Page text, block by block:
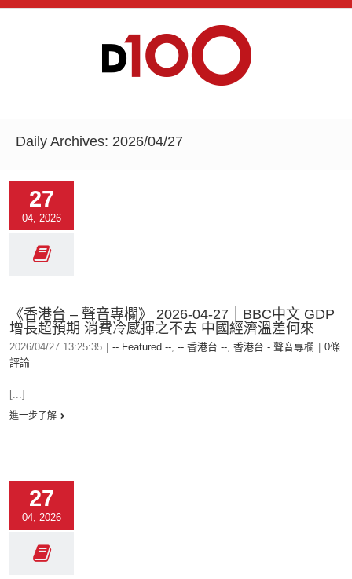
Daily Archives: 2026/04/27
27
04, 2026
《香港台 – 聲音專欄》 2026-04-27｜BBC中文 GDP
增長超預期 消費冷感揮之不去 中國經濟溫差何來
2026/04/27 13:25:35 -- Featured --, -- 香港台 --, 香港台 - 聲音專欄
0條
評論
[...]
進一步了解
27
04, 2026